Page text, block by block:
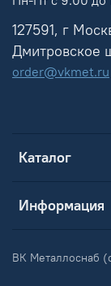
Каталог
Информация
127591, г
Дмитровское
order@vkmet.ru
ВК Металлоснаб